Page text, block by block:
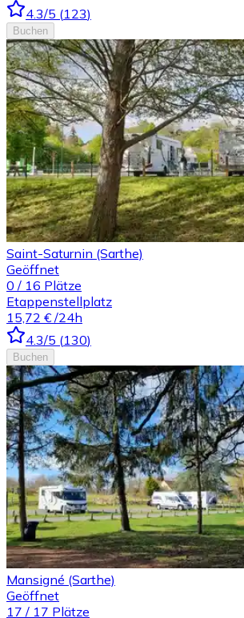
4.3/5 (123)
Buchen
Saint-Saturnin (Sarthe)
Geöffnet
0 / 16 Plätze
Etappenstellplatz
15,72 € /24h
4.3/5 (130)
Buchen
Mansigné (Sarthe)
Geöffnet
17 / 17 Plätze